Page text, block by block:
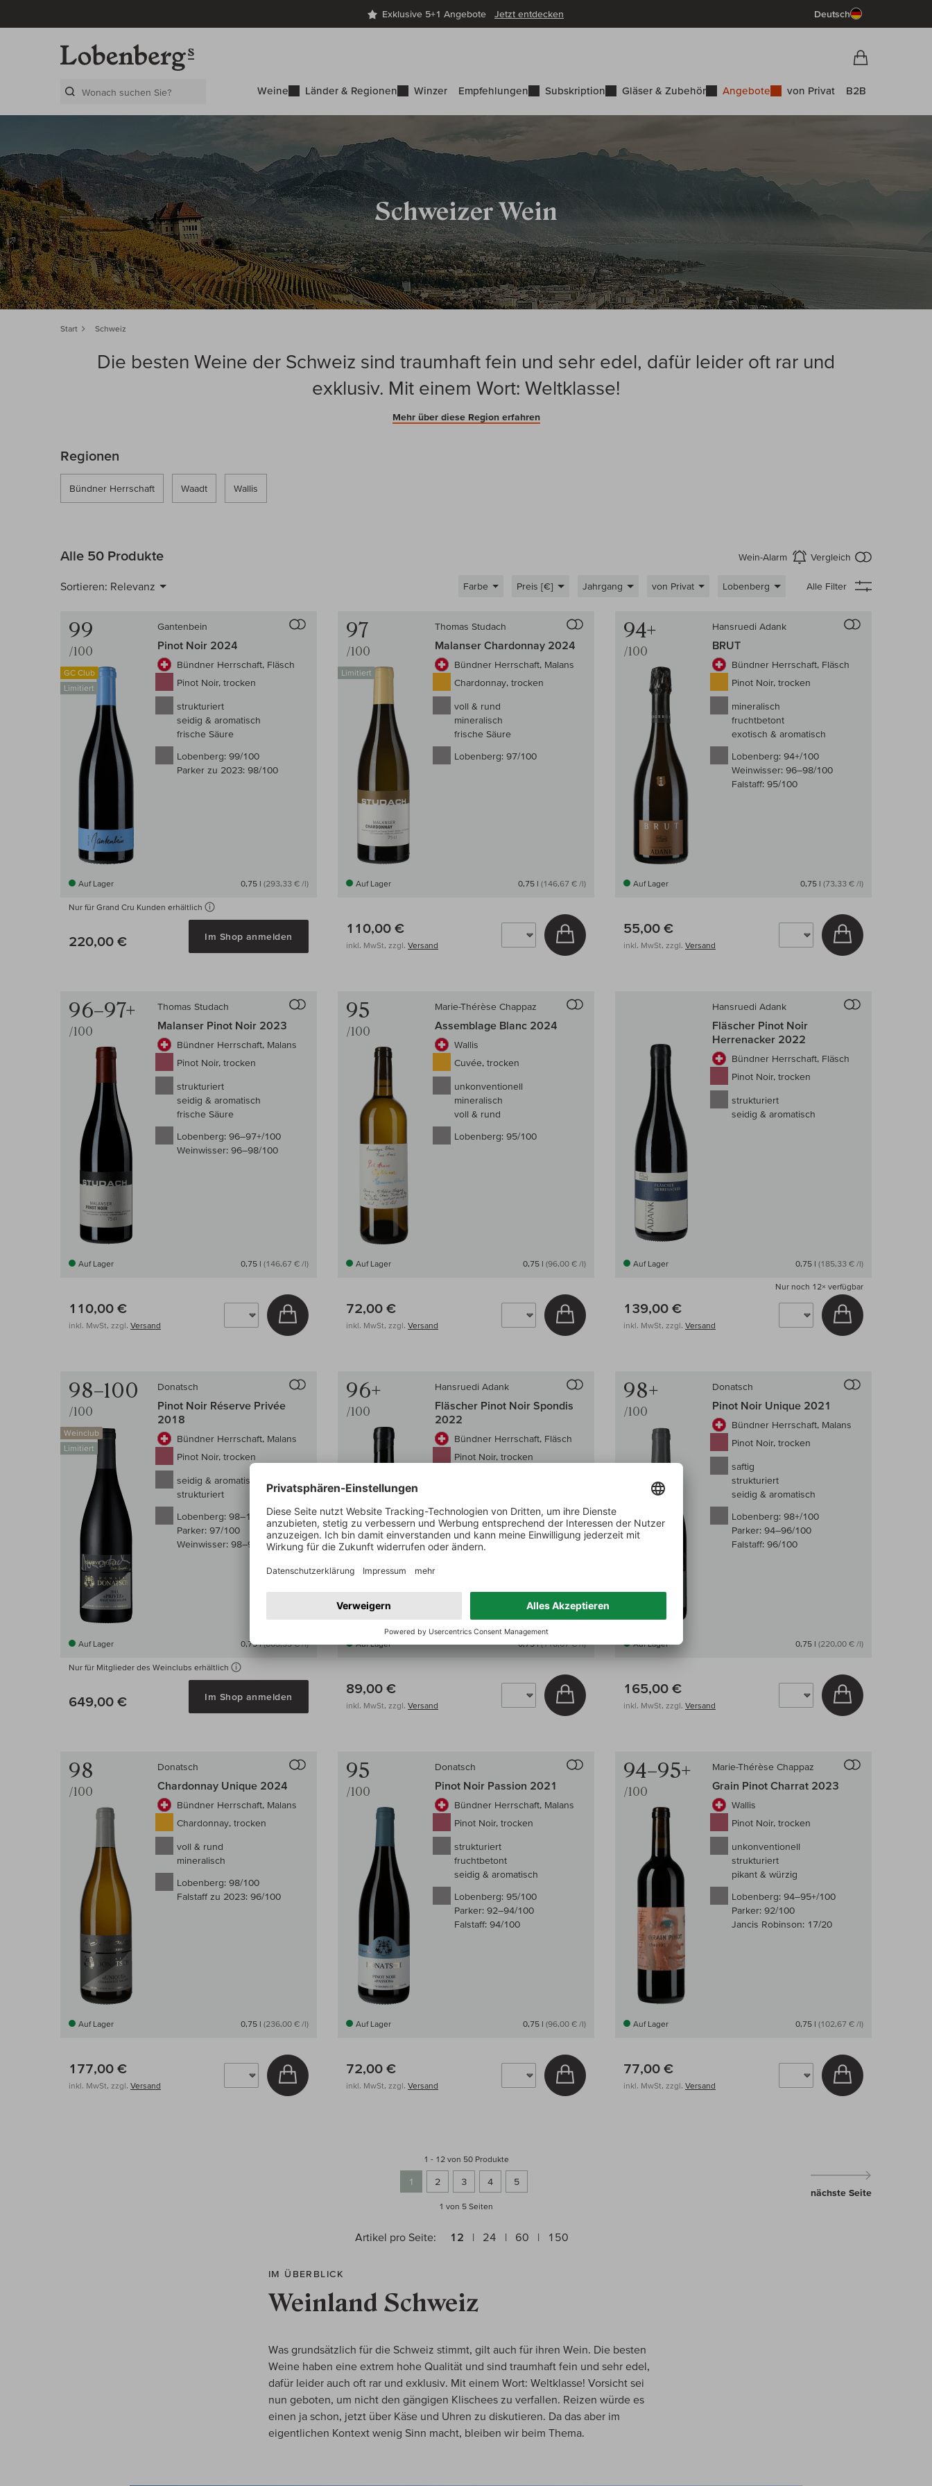
Exklusive 5+1 Angebote Jetzt entdecken Deutsch
Weine Länder & Regionen Winzer Empfehlungen Subskription Gläser & Zubehör Angebote von Privat B2B
Schweizer Wein
Start Schweiz
Die besten Weine der Schweiz sind traumhaft fein und sehr edel, dafür leider oft rar und
exklusiv. Mit einem Wort: Weltklasse!
Mehr über diese Region erfahren
Regionen
Bündner Herrschaft Waadt Wallis
Alle 50 Produkte Wein-Alarm
aktivieren Vergleich
Sortieren: Relevanz Farbe Preis [€] Jahrgang von Privat Lobenberg Alle Filter
99
/100
GC Club
Limitiert
Gantenbein
Pinot Noir 2024
Bündner Herrschaft, Fläsch
Pinot Noir, trocken
strukturiert
seidig & aromatisch
frische Säure
Lobenberg: 99/100
Parker zu 2023: 98/100
Auf Lager 0,75 l (293,33 € /l)
Nur für Grand Cru Kunden erhältlich
220,00 € Im Shop anmelden
97
/100
Limitiert
Thomas Studach
Malanser Chardonnay 2024
Bündner Herrschaft, Malans
Chardonnay, trocken
voll & rund
mineralisch
frische Säure
Lobenberg: 97/100
Auf Lager 0,75 l (146,67 € /l)
110,00 €
inkl. MwSt, zzgl. Versand
In den Warenkorb
94+
/100
Hansruedi Adank
BRUT
Bündner Herrschaft, Fläsch
Pinot Noir, trocken
mineralisch
fruchtbetont
exotisch & aromatisch
Lobenberg: 94+/100
Weinwisser: 96–98/100
Falstaff: 95/100
Auf Lager 0,75 l (73,33 € /l)
55,00 €
inkl. MwSt, zzgl. Versand
In den
96–97+
/100
Thomas Studach
Malanser Pinot Noir 2023
Bündner Herrschaft, Malans
Pinot Noir, trocken
strukturiert
seidig & aromatisch
frische Säure
Lobenberg: 96–97+/100
Weinwisser: 96–98/100
Auf Lager 0,75 l (146,67 € /l)
110,00 €
inkl. MwSt, zzgl. Versand
In den Warenkorb
95
/100
Marie-Thérèse Chappaz
Assemblage Blanc 2024
Wallis
Cuvée, trocken
unkonventionell
mineralisch
voll & rund
Lobenberg: 95/100
Auf Lager 0,75 l (96,00 € /l)
72,00 €
inkl. MwSt, zzgl. Versand
In den Warenkorb
Hansruedi Adank
Fläscher Pinot Noir
Herrenacker 2022
Bündner Herrschaft, Fläsch
Pinot Noir, trocken
strukturiert
seidig & aromatisch
Auf Lager 0,75 l (185,33 € /l)
Nur noch 12× verfügbar
139,00 €
inkl. MwSt, zzgl. Versand
In den
98–100
/100
Weinclub
Limitiert
Donatsch
Pinot Noir Réserve Privée
2018
Bündner Herrschaft, Malans
Pinot Noir, trocken
seidig & aromatisch
strukturiert
Lobenberg: 98–100/100
Parker: 97/100
Weinwisser: 98–99/100
Auf Lager 0,75 l(865,33 € /l)
Nur für Mitglieder des Weinclubs erhältlich
649,00 € Im Shop anmelden
96+
/100
Hansruedi Adank
Fläscher Pinot Noir Spondis
2022
Bündner Herrschaft, Fläsch
Pinot Noir, trocken
pikant & würzig
Lobenberg:96+/100
Weinwisser:
Auf Lager 0,75 l(118,67 € /l)
89,00 €
inkl. MwSt, zzgl. Versand
In den Warenkorb
98+
/100
Donatsch
Pinot Noir Unique 2021
Bündner Herrschaft, Malans
Pinot Noir, trocken
saftig
strukturiert
seidig & aromatisch
Lobenberg: 98+/100
Parker: 94–96/100
Falstaff: 96/100
Auf Lager 0,75 l (220,00 € /l)
165,00 €
inkl. MwSt, zzgl. Versand
In den
98
/100
Donatsch
Chardonnay Unique 2024
Bündner Herrschaft, Malans
Chardonnay, trocken
voll & rund
mineralisch
Lobenberg: 98/100
Falstaff zu 2023: 96/100
Auf Lager 0,75 l (236,00 € /l)
177,00 €
inkl. MwSt, zzgl. Versand
In den Warenkorb
95
/100
Donatsch
Pinot Noir Passion 2021
Bündner Herrschaft, Malans
Pinot Noir, trocken
strukturiert
fruchtbetont
seidig & aromatisch
Lobenberg: 95/100
Parker: 92–94/100
Falstaff: 94/100
Auf Lager 0,75 l (96,00 € /l)
72,00 €
inkl. MwSt, zzgl. Versand
In den Warenkorb
94–95+
/100
Marie-Thérèse Chappaz
Grain Pinot Charrat 2023
Wallis
Pinot Noir, trocken
unkonventionell
strukturiert
pikant & würzig
Lobenberg: 94–95+/100
Parker: 92/100
Jancis Robinson: 17/20
Auf Lager 0,75 l (102,67 € /l)
77,00 €
inkl. MwSt, zzgl. Versand
In den
1 - 12 von 50 Produkte
1 2 3 4
5
nächste Seite
1 von 5 Seiten
Artikel pro Seite: 12 24 60 150
IM ÜBERBLICK
Weinland Schweiz
Was grundsätzlich für die Schweiz stimmt, gilt auch für ihren Wein. Die besten
Weine haben eine extrem hohe Qualität und sind traumhaft fein und sehr edel,
dafür leider auch oft rar und exklusiv. Mit einem Wort: Weltklasse! Vorsicht sei
nun geboten, um nicht den gängigen Klischees zu verfallen. Reizen würde es
einen ja schon, jetzt über Käse und Uhren zu diskutieren. Da das aber im
eigentlichen Kontext wenig Sinn macht, bleiben wir beim Thema.